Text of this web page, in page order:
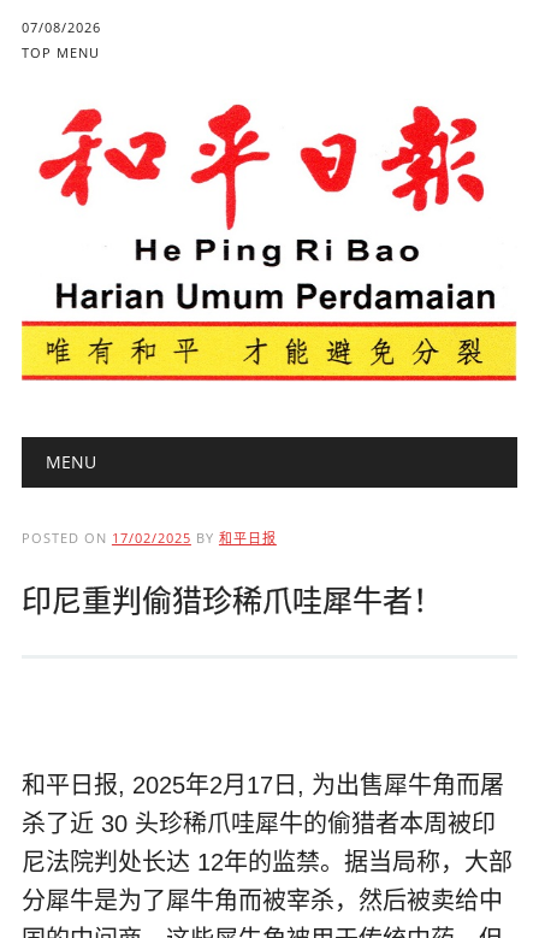
07/08/2026
TOP MENU
Main menu
MENU
POSTED ON 17/02/2025 BY 和平日报
印尼重判偷猎珍稀爪哇犀牛者！
和平日报, 2025年2月17日, 为出售犀牛角而屠
杀了近 30 头珍稀爪哇犀牛的偷猎者本周被印
尼法院判处长达 12年的监禁。据当局称，大部
分犀牛是为了犀牛角而被宰杀，然后被卖给中